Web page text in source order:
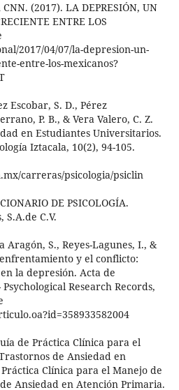
(2017). LA DEPRESIÓN, UN
ENTRE LOS
2017/04/07/la-depresion-un-
entre-los-mexicanos?
Escobar, S. D., Pérez
P. B., & Vera Valero, C. Z.
en Estudiantes Universitarios.
Iztacala, 10(2), 94-105.
carreras/psicologia/psiclin
DE PSICOLOGÍA.
C.V.
Aragón, S., Reyes-Lagunes, I., &
y el conflicto:
la depresión. Acta de
Research Records,
de Práctica Clínica para el
de Ansiedad en
Clínica para el Manejo de
Ansiedad en Atención Primaria.